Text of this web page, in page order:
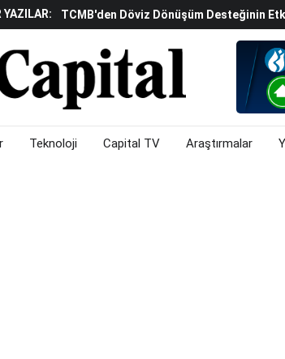
YAZILAR:
TCMB'den Döviz Dönüşüm Desteğinin
Katılım Bankaları Yılın Ilk Yarısında
Küresel Piyasalarda Gelecek Hafta
Verisine Çevrildi
Altınay Savunma Grubu C-Level Üst
Çalışma Alanları Konser Sahnesine
Teknoloji Capital TV Araştırmalar